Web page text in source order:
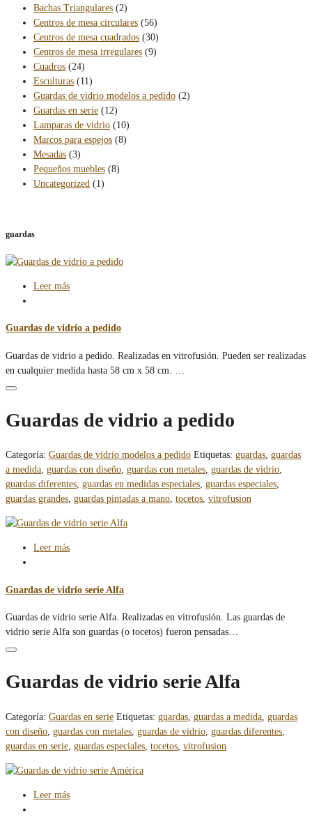
Bachas Triangulares (2)
Centros de mesa circulares (56)
Centros de mesa cuadrados (30)
Centros de mesa irregulares (9)
Cuadros (24)
Esculturas (11)
Guardas de vidrio modelos a pedido (2)
Guardas en serie (12)
Lamparas de vidrio (10)
Marcos para espejos (8)
Mesadas (3)
Pequeños muebles (8)
Uncategorized (1)
guardas
Leer más
Guardas de vidrio a pedido
Guardas de vidrio a pedido. Realizadas en vitrofusión. Pueden ser realizadas
en cualquier medida hasta 58 cm x 58 cm. …
Guardas de vidrio a pedido
Categoría: Guardas de vidrio modelos a pedido Etiquetas: guardas, guardas
a medida, guardas con diseño, guardas con metales, guardas de vidrio,
guardas diferentes, guardas en medidas especiales, guardas especiales,
guardas grandes, guardas pintadas a mano, tocetos, vitrofusion
Leer más
Guardas de vidrio serie Alfa
Guardas de vidrio serie Alfa. Realizadas en vitrofusión. Las guardas de
vidrio serie Alfa son guardas (o tocetos) fueron pensadas…
Guardas de vidrio serie Alfa
Categoría: Guardas en serie Etiquetas: guardas guardas a medida guardas
con diseño guardas con metales guardas de vidrio guardas diferentes
guardas en serie guardas especiales tocetos vitrofusion
Leer más